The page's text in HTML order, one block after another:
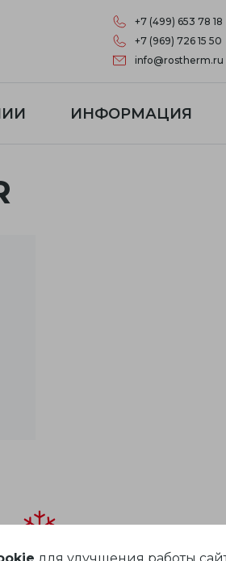
+7 (499) 653 78 18
+7 (969) 726 15 50
info@rostherm.ru
ИНФОРМАЦИЯ
для улучшения работы